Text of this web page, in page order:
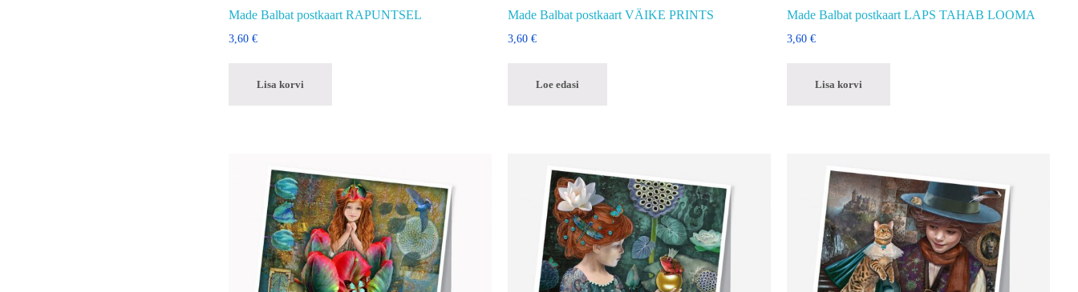
Made Balbat postkaart RAPUNTSEL
3,60 €
Lisa korvi
Made Balbat postkaart VÄIKE PRINTS
3,60 €
Loe edasi
Made Balbat postkaart LAPS TAHAB LOOMA
3,60€
Lisa korvi